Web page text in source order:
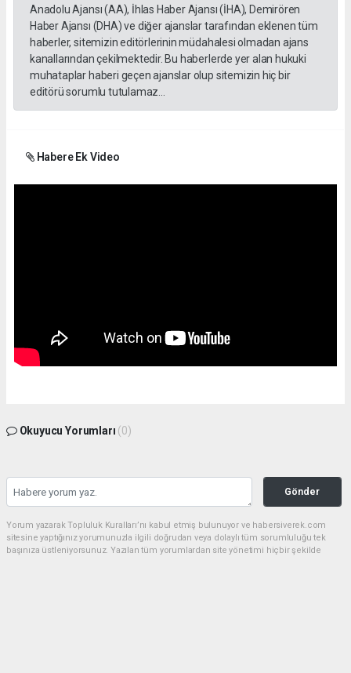
Anadolu Ajansı (AA), İhlas Haber Ajansı (İHA), Demirören
Haber Ajansı (DHA) ve diğer ajanslar tarafından eklenen tüm
haberler, sitemizin editörlerinin müdahalesi olmadan ajans
kanallarından çekilmektedir. Bu haberlerde yer alan hukuki
muhataplar haberi geçen ajanslar olup sitemizin hiç bir
editörü sorumlu tutulamaz...
Habere Ek Video
Okuyucu Yorumları (0)
Gönder
Yorum yazarak Topluluk Kuralları’nı kabul etmiş bulunuyor ve habersiverek.com
sitesine yaptığınız yorumunuzla ilgili doğrudan veya dolaylı tüm sorumluluğu tek
başınıza üstleniyorsunuz. Yazılan tüm yorumlardan site yönetimi hiçbir şekilde